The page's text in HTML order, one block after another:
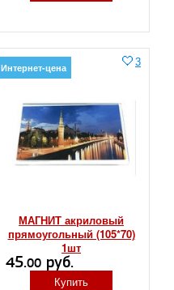
МАГНИТ акриловый
прямоугольный (105*70)
1шт
3
Интернет-цена
45.00 руб.
Купить